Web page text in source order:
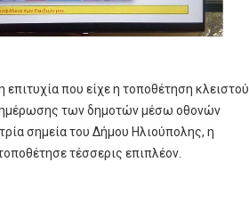
επιτυχία που είχε η τοποθέτηση κλειστού
των δημοτών μέσω οθονών
σημεία του Δήμου Ηλιούπολης, η
τέσσερις επιπλέον.